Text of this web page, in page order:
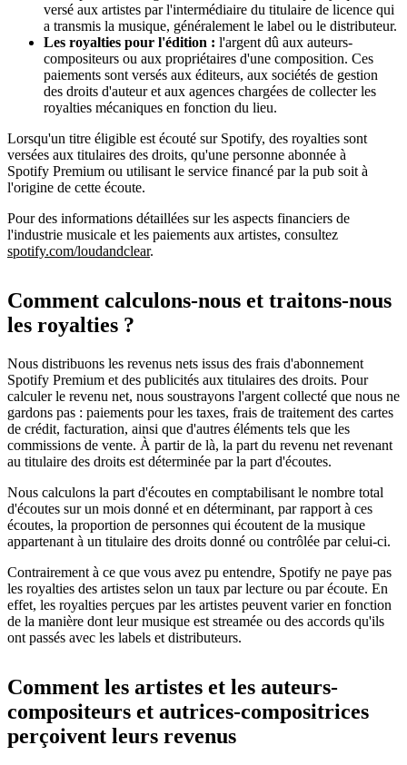
versé aux artistes par l'intermédiaire du titulaire de licence qui
a transmis la musique, généralement le label ou le distributeur.
Les royalties pour l'édition : l'argent dû aux auteurs-
compositeurs ou aux propriétaires d'une composition. Ces
paiements sont versés aux éditeurs, aux sociétés de gestion
des droits d'auteur et aux agences chargées de collecter les
royalties mécaniques en fonction du lieu.
Lorsqu'un titre éligible est écouté sur Spotify, des royalties sont
versées aux titulaires des droits, qu'une personne abonnée à
Spotify Premium ou utilisant le service financé par la pub soit à
l'origine de cette écoute.
Pour des informations détaillées sur les aspects financiers de
l'industrie musicale et les paiements aux artistes, consultez
spotify.com/loudandclear.
Comment calculons-nous et traitons-nous
les royalties ?
Nous distribuons les revenus nets issus des frais d'abonnement
Spotify Premium et des publicités aux titulaires des droits. Pour
calculer le revenu net, nous soustrayons l'argent collecté que nous ne
gardons pas : paiements pour les taxes, frais de traitement des cartes
de crédit, facturation, ainsi que d'autres éléments tels que les
commissions de vente. À partir de là, la part du revenu net revenant
au titulaire des droits est déterminée par la part d'écoutes.
Nous calculons la part d'écoutes en comptabilisant le nombre total
d'écoutes sur un mois donné et en déterminant, par rapport à ces
écoutes, la proportion de personnes qui écoutent de la musique
appartenant à un titulaire des droits donné ou contrôlée par celui-ci.
Contrairement à ce que vous avez pu entendre, Spotify ne paye pas
les royalties des artistes selon un taux par lecture ou par écoute. En
effet, les royalties perçues par les artistes peuvent varier en fonction
de la manière dont leur musique est streamée ou des accords qu'ils
ont passés avec les labels et distributeurs.
Comment les artistes et les auteurs-
compositeurs et autrices-compositrices
perçoivent leurs revenus